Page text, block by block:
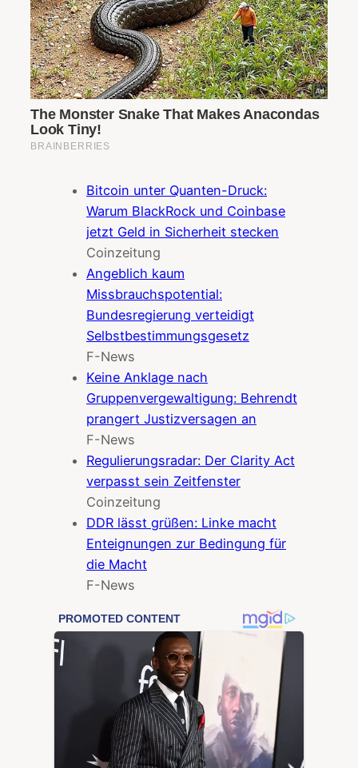
Bitcoin unter Quanten-Druck:
Warum BlackRock und Coinbase
jetzt Geld in Sicherheit stecken
Coinzeitung
Angeblich kaum
Missbrauchspotential:
Bundesregierung verteidigt
Selbstbestimmungsgesetz
F-News
Keine Anklage nach
Gruppenvergewaltigung: Behrendt
prangert Justizversagen an
F-News
Regulierungsradar: Der Clarity Act
verpasst sein Zeitfenster
Coinzeitung
DDR lässt grüßen: Linke macht
Enteignungen zur Bedingung für
die Macht
F-News